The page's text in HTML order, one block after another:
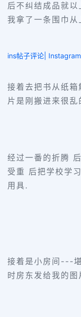
后不纠结成品就
我拿了一条围巾
ins帖子评论|
接着去把书从纸
片是刚搬进来很乱
经过一番的折腾
受重 后把学校学
用具.
接着是小房间---
时房东发给我的图